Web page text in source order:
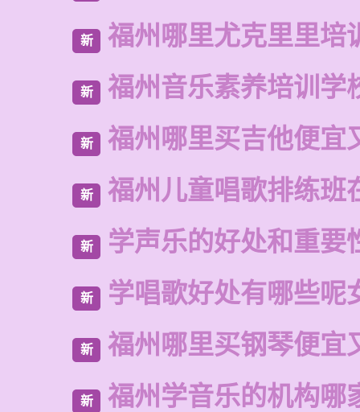
新 福州哪里尤克里里培
新 福州音乐素养培训学
新 福州哪里买吉他便宜
新 福州儿童唱歌排练班
新 学声乐的好处和重要
新 学唱歌好处有哪些呢
新 福州哪里买钢琴便宜
新 福州学音乐的机构哪